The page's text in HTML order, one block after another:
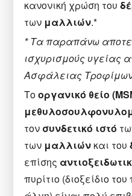
κανονική χρώση του
των μαλλιών.*
* Τα παραπάνω
ισχυρισμούς υγείας
Ασφάλειας Τροφίμων
Τοοργανικό θείο
τον συνδετικό ιστό
των μαλλιών και του
επίσης
πυρίτιο (διοξείδιο